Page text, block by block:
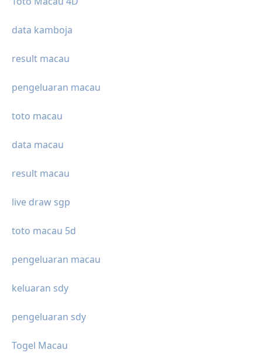
data kamboja
result macau
pengeluaran macau
toto macau
data macau
result macau
live draw sgp
toto macau 5d
pengeluaran macau
keluaran sdy
pengeluaran sdy
Togel Macau